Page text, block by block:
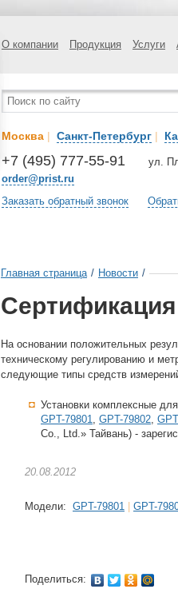
О компании Продукция Услуги
Москва | Санкт-Петербург |
+7 (495) 777-55-91
order@prist.ru
ул.
Заказать обратный звонок
Главная страница / Новости /
На основании положительных
техническому регулированию и
следующие типы средств
Установки комплексные
GPT-79801, GPT-79802,
Co., Ltd.» Тайвань) -
20.08.2012
Модели: GPT-79801 GPT-
Поделиться: